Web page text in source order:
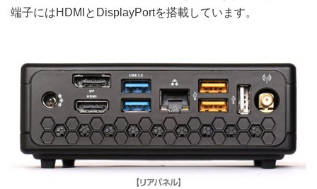
端子にはHDMIとDisplayPortを搭載しています。